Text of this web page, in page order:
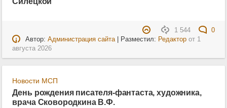
1 544
0
Автор: Администрация сайта| Разместил: Редакторот 1
августа 2026
Новости МСП
День рождения писателя-фантаста, художника,
врача Сковородкина В.Ф.